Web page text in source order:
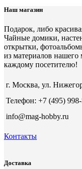
Наш магазин
Подарок, либо
Чайные домики,
открытки,
из материалов
каждому посетителю!
г. Москва, ул.
Телефон: +7 (495)
info@mag-hobby.ru
Контакты
Доставка